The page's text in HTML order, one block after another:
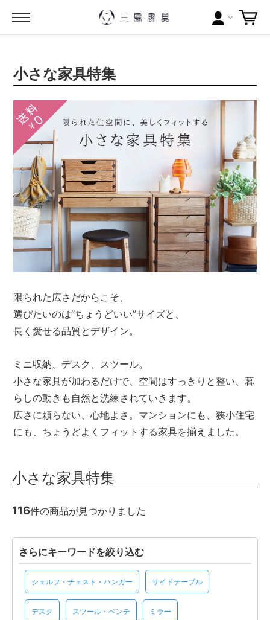
ブランドから探す
問い合わせ
当店について
お買い物ガイド
ポイントについて
配送料について
ラッピングについて
Instagram
小さな家具特集
限られた広さだからこそ、
選びたいのは“ちょうどいい”サイズと、
長く愛せる品質とデザイン。
ミニ収納、デスク、スツール。
小さな家具が加わるだけで、空間はすっきりと整い、暮
らしの動きも自然と洗練されていきます。
広さに頼らない、心地よさ。マンションにも、狭小住宅
にも、ちょうどよくフィットする家具を揃えました。
小さな家具特集
116件の商品が見つかりました
さらにキーワードを絞り込む
シェルフ・チェスト・ハンガー サイドテーブル
デスク スツール・ベンチ ミラー